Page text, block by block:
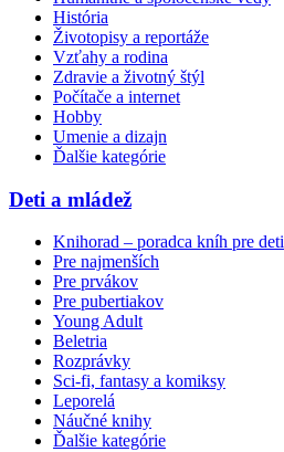
História
Životopisy a reportáže
Vzťahy a rodina
Zdravie a životný štýl
Počítače a internet
Hobby
Umenie a dizajn
Ďalšie kategórie
Deti a mládež
Knihorad – poradca kníh pre deti
Pre najmenších
Pre prvákov
Pre pubertiakov
Young Adult
Beletria
Rozprávky
Sci-fi, fantasy a komiksy
Leporelá
Náučné knihy
Ďalšie kategórie